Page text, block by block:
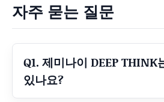
자주 묻는 질문
Q1. 제미나이 DEEP THINK
있나요?